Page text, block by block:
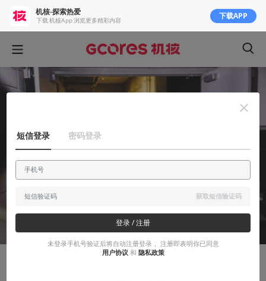
机核-探索热爱
下载 机核App 浏览更多精彩内容 下载APP
短信登录 密码登录
获取短信验证码
登录 / 注册
未登录手机号验证后将自动注册登录， 注册即表明你已同意
用户协议 和 隐私政策